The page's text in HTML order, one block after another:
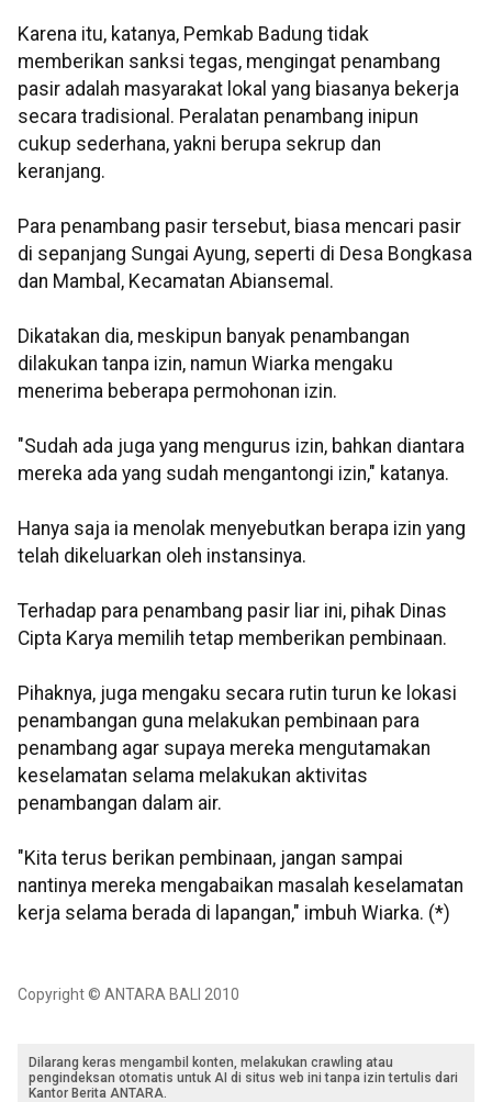
Karena itu, katanya, Pemkab Badung tidak
memberikan sanksi tegas, mengingat penambang
pasir adalah masyarakat lokal yang biasanya bekerja
secara tradisional. Peralatan penambang inipun
cukup sederhana, yakni berupa sekrup dan
keranjang.
Para penambang pasir tersebut, biasa mencari pasir
di sepanjang Sungai Ayung, seperti di Desa Bongkasa
dan Mambal, Kecamatan Abiansemal.
Dikatakan dia, meskipun banyak penambangan
dilakukan tanpa izin, namun Wiarka mengaku
menerima beberapa permohonan izin.
"Sudah ada juga yang mengurus izin, bahkan diantara
mereka ada yang sudah mengantongi izin," katanya.
Hanya saja ia menolak menyebutkan berapa izin yang
telah dikeluarkan oleh instansinya.
Terhadap para penambang pasir liar ini, pihak Dinas
Cipta Karya memilih tetap memberikan pembinaan.
Pihaknya, juga mengaku secara rutin turun ke lokasi
penambangan guna melakukan pembinaan para
penambang agar supaya mereka mengutamakan
keselamatan selama melakukan aktivitas
penambangan dalam air.
"Kita terus berikan pembinaan, jangan sampai
nantinya mereka mengabaikan masalah keselamatan
kerja selama berada di lapangan," imbuh Wiarka. (*)
Copyright © ANTARA BALI 2010
Dilarang keras mengambil konten, melakukan crawling atau
pengindeksan otomatis untuk AI di situs web ini tanpa izin tertulis dari
Kantor Berita ANTARA.